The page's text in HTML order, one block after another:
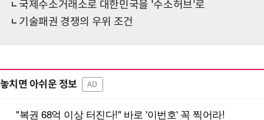
국제수소거래소로 대한민국을 '수소허브'로
기술패권 경쟁의 우위 조건
놓치면 아쉬운 정보 AD